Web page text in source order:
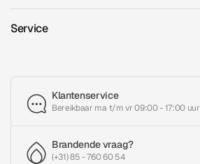
Service
Klantenservice
Bereikbaar ma t/m vr 09:00 - 17:00 uur
Brandende vraag?
(+31) 85 - 760 60 54